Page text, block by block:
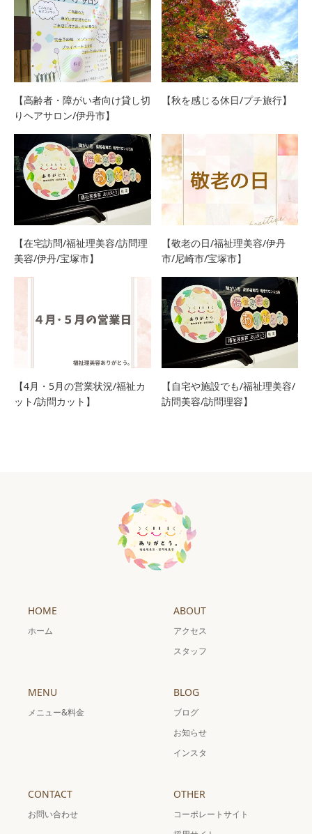
【高齢者・障がい者向け貸し切
りヘアサロン/伊丹市】
【秋を感じる休日/プチ旅行】
【在宅訪問/福祉理美容/訪問理
美容/伊丹/宝塚市】
【敬老の日/福祉理美容/伊丹
市/尼崎市/宝塚市】
【4月・5月の営業状況/福祉カ
ット/訪問カット】
【自宅や施設でも/福祉理美容/
訪問美容/訪問理容】
HOME
ホーム
ABOUT
アクセス
スタッフ
MENU
メニュー&料金
BLOG
ブログ
お知らせ
インスタ
CONTACT
お問い合わせ
OTHER
コーポレートサイト